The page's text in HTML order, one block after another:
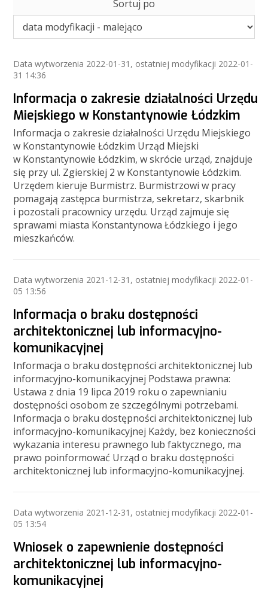
Sortuj po
Data wytworzenia 2022-01-31 , ostatniej modyfikacji 2022-01-
31 14:36
Informacja o zakresie działalności Urzędu
Miejskiego w Konstantynowie Łódzkim
Informacja o zakresie działalności Urzędu Miejskiego
w Konstantynowie Łódzkim Urząd Miejski
w Konstantynowie Łódzkim, w skrócie urząd, znajduje
się przy ul. Zgierskiej 2 w Konstantynowie Łódzkim.
Urzędem kieruje Burmistrz. Burmistrzowi w pracy
pomagają zastępca burmistrza, sekretarz, skarbnik
i pozostali pracownicy urzędu. Urząd zajmuje się
sprawami miasta Konstantynowa Łódzkiego i jego
mieszkańców.
Data wytworzenia 2021-12-31 , ostatniej modyfikacji 2022-01-
05 13:56
Informacja o braku dostępności
architektonicznej lub informacyjno-
komunikacyjnej
Informacja o braku dostępności architektonicznej lub
informacyjno-komunikacyjnej Podstawa prawna:
Ustawa z dnia 19 lipca 2019 roku o zapewnianiu
dostępności osobom ze szczególnymi potrzebami.
Informacja o braku dostępności architektonicznej lub
informacyjno-komunikacyjnej Każdy, bez konieczności
wykazania interesu prawnego lub faktycznego, ma
prawo poinformować Urząd o braku dostępności
architektonicznej lub informacyjno-komunikacyjnej.
Data wytworzenia 2021-12-31 , ostatniej modyfikacji 2022-01-
05 13:54
Wniosek o zapewnienie dostępności
architektonicznej lub informacyjno-
komunikacyjnej